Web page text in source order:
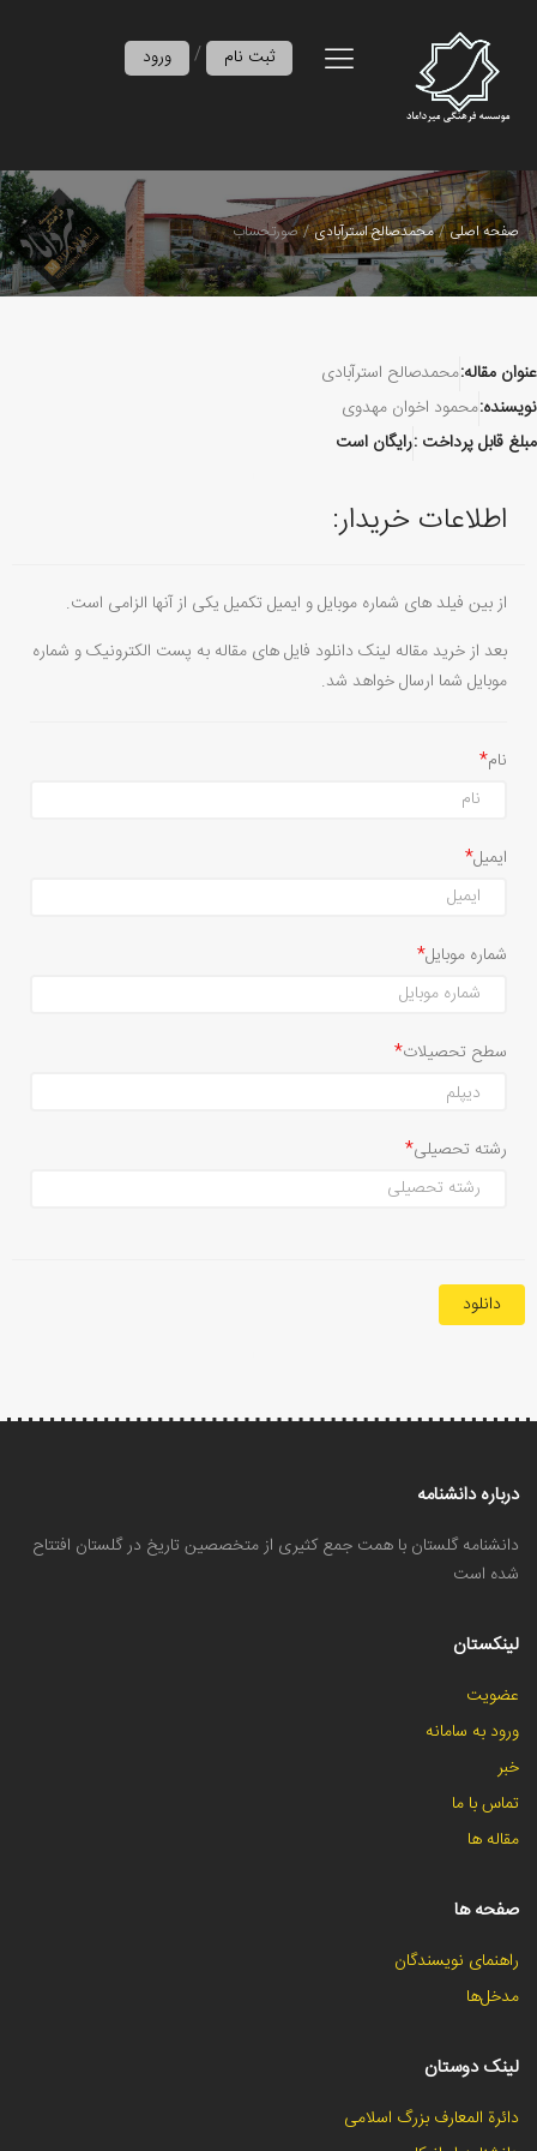
ورود / ثبت نام
صفحه اصلی محمدصالح استرآبادی صورتحساب
عنوان مقاله:محمدصالح استرآبادی
نویسنده:محمود اخوان مهدوی
مبلغ قابل پرداخت :رایگان است
اطلاعات خریدار:
از بین فیلد های شماره موبایل و ایمیل تکمیل یکی از آنها الزامی است.
بعد از خرید مقاله لینک دانلود فایل های مقاله به پست الکترونیک و شماره
موبایل شما ارسال خواهد شد.
نام
ایمیل
شماره موبایل
سطح تحصیلات
رشته تحصیلی
دانلود
درباره دانشنامه
دانشنامه گلستان با همت جمع کثیری از متخصصین تاریخ در گلستان افتتاح
شده است
لینکستان
عضویت
ورود به سامانه
خبر
تماس با ما
مقاله ها
صفحه ها
راهنمای نویسندگان
مدخل‌ها
لینک دوستان
دائرة المعارف بزرگ اسلامی